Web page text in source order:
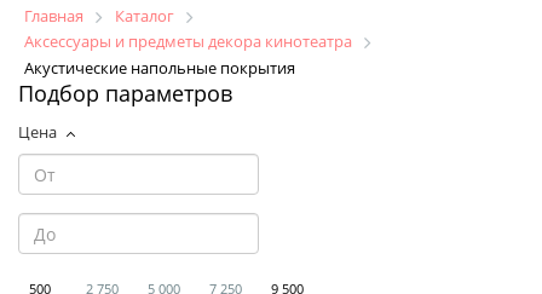
Главная
Каталог
Аксессуары и предметы декора кинотеатра
Акустические напольные покрытия
НАШИ РАБОТЫ
КОНТАКТЫ
Подбор параметров
Цена
500 2 750 5 000 7 250 9 500